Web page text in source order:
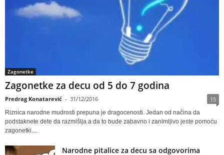
Zagonetke
Zagonetke za decu od 5 do 7 godina
Predrag Konatarević - 31/12/2016 15
Riznica narodne mudrosti prepuna je dragocenosti. Jedan od načina da
podstaknete dete da razmišlja a da to bude zabavno i zanimljivo jeste pomoću
zagonetki....
Narodne pitalice za decu sa odgovorima